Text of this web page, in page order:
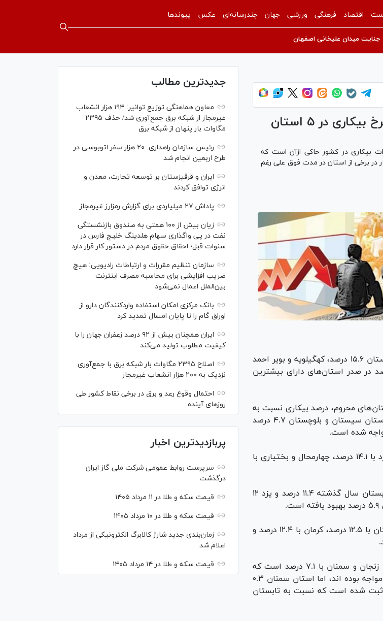
اقتصاد فرهنگی ورزشی جهان چندرسانه‌ای عکس پیوندها
جنایت میدان علیخانی اصفهان
در ۵ استان
بیکاری در کشور حاکی ازآن است که
رسیده و جمعیت بیکار در برخی از استان در مدت فوق علی رغم
به علاوه در تابستان سال جاری استان‌های کرمانشاه با ۱۶.۴ درصد، خوزستان ۱۵.۶ درصد، کهگیلویه و بویر احمد
سیستان و بلوچستان با ۱۵.۳ درصد و اصفهان با ۱۵ درصد در صدر استان‌های دارای بیشترین
محروم، درصد بیکاری نسبت به
تابستان سال گذشته در استان کهگیلویه و بویراحمد ۴.۹ درصد و در استان سیستان و بلوچستان ۴.۷ درصد
همچنین در رده‌های بعدی استان‌های آذربایجان غربی با ۱۴.۸ درصد، یزد با ۱۴.۱ درصد، چهارمحال و بختیاری با
نکته قابل توجه اینجاست که نرخ بیکاری در استان آذربایجان غربی تابستان سال گذشته ۱۱.۴ درصد و یزد ۱۲
در رتبه‌های بعدی استان لرستان با ۱۲.۹ درصد، گیلان ۱۲.۶ درصد، هرمزگان با ۱۲.۵ درصد، کرمان با ۱۲.۴ درصد و
در این میان کمترین درصد بیکاری نیز متعلق به همدان با ۶.۵ درصد، زنجان و سمنان با ۷.۱ درصد است که
استان همدان و زنجان به ترتیب ۱.۹ و ۲.۳ درصد با کاهش نرخ بیکاری مواجه بوده اند، اما استان سمنان ۰.۳
است، همچنین نرخ بیکاری در پایتخت ۱۳.۳ درصد ثبت شده است که نسبت به تابستان
جدیدترین مطالب
معاون هماهنگی توزیع توانیر: ۱۹۴ هزار انشعاب
غیرمجاز از شبکه برق جمع‌آوری شد/ حذف ۲۳۹۵
مگاوات بار پنهان از شبکه برق
رئیس سازمان راهداری: ۲۰ هزار سفر اتوبوسی در
طرح اربعین انجام شد
ایران و قرقیزستان بر توسعه تجارت، معدن و
انرژی توافق کردند
پاداش ۲۷ میلیاردی برای گزارش رمزارز غیرمجاز
زیان بیش از ۱۰۰ همتی به صندوق بازنشستگی
نفت در پی واگذاری سهام هلدینگ خلیج فارس در
سنوات قبل؛ احقاق حقوق مردم در دستور کار قرار دارد
سازمان تنظیم مقررات و ارتباطات رادیویی: هیچ
ضریب افزایشی برای محاسبه مصرف اینترنت
بین‌الملل اعمال نمی‌شود
بانک مرکزی امکان استفاده واردکنندگان دارو از
اوراق گام را تا پایان امسال تمدید کرد
ایران همچنان بیش از ۹۲ درصد زعفران جهان را با
کیفیت مطلوب تولید می‌کند
اصلاح ۲۳۹۵ مگاوات بار شبکه برق با جمع‌آوری
نزدیک به ۲۰۰ هزار انشعاب غیرمجاز
احتمال وقوع رعد و برق در برخی نقاط کشور طی
روز‌های آینده
پربازدیدترین اخبار
سرپرست روابط عمومی شرکت ملی گاز ایران
درگذشت
قیمت سکه و طلا در ۱۱ مرداد ۱۴۰۵
قیمت سکه و طلا در ۱۰ مرداد ۱۴۰۵
زمان‌بندی جدید شارژ کالابرگ الکترونیکی از مرداد
اعلام شد
قیمت سکه و طلا در ۱۴ مرداد ۱۴۰۵